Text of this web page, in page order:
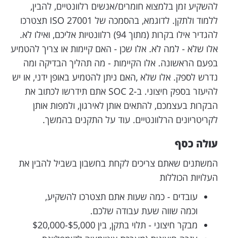
להשקיע זמן בלמצוא חומרים/אנשים רלוונטיים, להבין,
ללמוד ולתקן. לדוגמא, בהסמכה של ISO 27001 תצטרכו
להגדיר אילו בקרות (מתוך 94) רלוונטיות אליכם, ואילו לא.
אלו שלא - למה לא. אלו שכן - האם קיימות או צריך להטמיע
בפעם הראשונה. אלו הקיימות - מה תהליך הבדיקה ומה
נדרש לספק. אלו שלא ,האם ניתן להטמיע באופן ידני, או יש
להיעזר בספק חיצוני. ב-SOC 2 אתם תידרשו לכתוב את
הבקרות בעצמכם, להתאים אותן לאירגון, ולמפות אותן
לקריטריונים הרלוונטיים. עוד על התקנים בהמשך.
עולה כסף
המשתנים שאתם צריכים לקחת בחשבון בשביל להבין את
העלויות הכוללות
עובדים - כמה שעות אתם תצטרכו להשקיע,
וכמה שווה שעת עבודה שלכם.
מבקר חיצוני - תלוי בתקן, בין $5,000-$20,000